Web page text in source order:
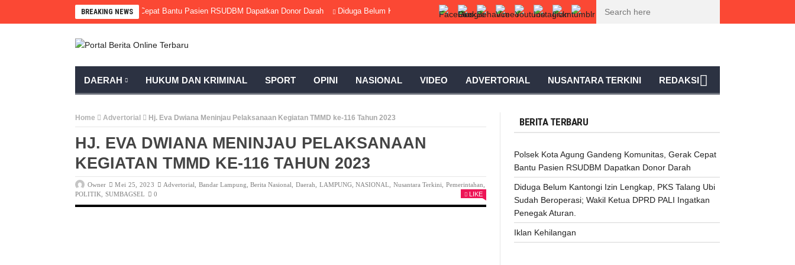
BREAKING NEWS
Gandeng Komunitas, Gerak Cepat Bantu Pasien RSUDBM Dapatkan Donor Darah Diduga Belum Kantongi Izin Lengkap, PKS Talang Ubi Sudah Beroperasi; Wakil Ketua DPRD PALI Ingatkan Penegak Aturan.
DAERAH HUKUM DAN KRIMINAL SPORT OPINI NASIONAL VIDEO ADVERTORIAL NUSANTARA TERKINI REDAKSI
Home Advertorial Hj. Eva Dwiana Meninjau Pelaksanaan Kegiatan TMMD ke-116 Tahun 2023
HJ. EVA DWIANA MENINJAU PELAKSANAAN
KEGIATAN TMMD KE-116 TAHUN 2023
Owner Mei 25, 2023 Advertorial Bandar Lampung ,Berita Nasional ,Daerah LAMPUNG,NASIONAL Nusantara Terkini Pemerintahan
POLITIK
SUMBAGSEL 0 LIKE
BERITA TERBARU
Polsek Kota Agung Gandeng Komunitas, Gerak Cepat
Bantu Pasien RSUDBM Dapatkan Donor Darah
Diduga Belum Kantongi Izin Lengkap, PKS Talang Ubi
Sudah Beroperasi; Wakil Ketua DPRD PALI Ingatkan
Penegak Aturan.
Iklan Kehilangan